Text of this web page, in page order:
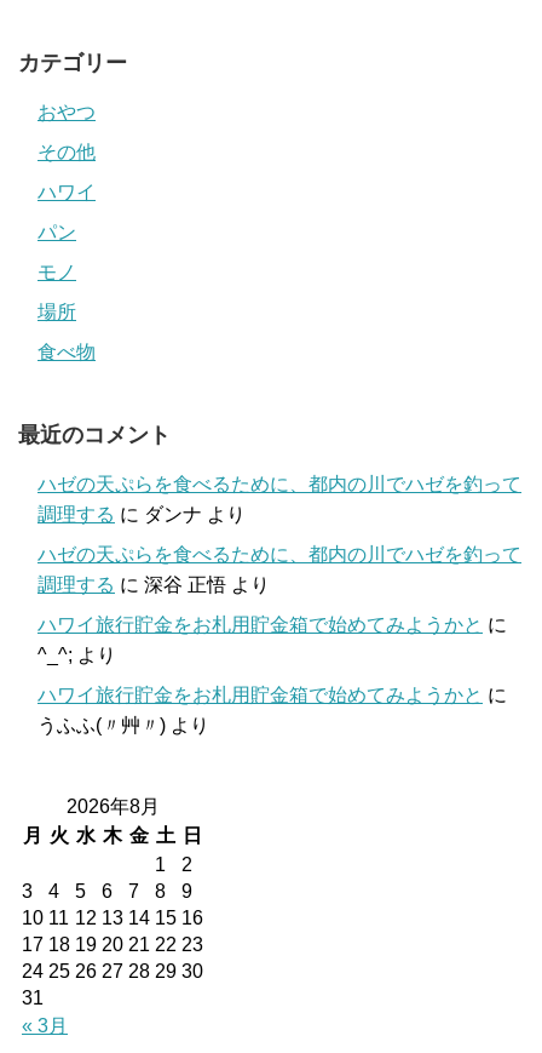
カテゴリー
おやつ
その他
ハワイ
パン
モノ
場所
食べ物
最近のコメント
ハゼの天ぷらを食べるために、都内の川でハゼを釣って
調理する に ダンナ より
ハゼの天ぷらを食べるために、都内の川でハゼを釣って
調理する に 深谷 正悟 より
ハワイ旅行貯金をお札用貯金箱で始めてみようかと に
^_^; より
ハワイ旅行貯金をお札用貯金箱で始めてみようかと に
うふふ(〃艸〃) より
2026年8月
月
火 水 木 金 土 日
« 3月
1
2
3
4 5 6 7 8
9
10 11 12 13 14 15 16
17 18 19 20 21 22 23
24 25 26 27 28 29 30
31